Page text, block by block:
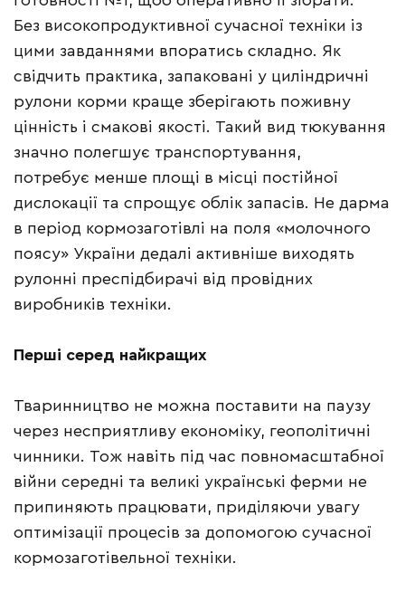
Без високопродуктивної сучасної техніки із
цими завданнями впоратись складно. Як
свідчить практика, запаковані у циліндричні
рулони корми краще зберігають поживну
цінність і смакові якості. Такий вид тюкування
значно полегшує транспортування,
потребує менше площі в місці постійної
дислокації та спрощує облік запасів. Не дарма
в період кормозаготівлі на поля «молочного
поясу» України дедалі активніше виходять
рулонні преспідбирачі від провідних
виробників техніки.
Перші серед найкращих
Тваринництво не можна поставити на паузу
через несприятливу економіку, геополітичні
чинники. Тож навіть під час повномасштабної
війни середні та великі українські ферми не
припиняють працювати, приділяючи увагу
оптимізації процесів за допомогою сучасної
кормозаготівельної техніки.